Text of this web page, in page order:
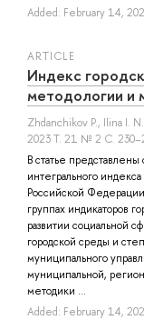
Added: February 14,
ARTICLE
Индекс
методологии и
Zhdanchikov P., Ilina I. N.
2023 Т. 21 № 2 С.
В статье
интегрального
Российской
группах индикаторов
развитии социальной
городской среды и
муниципального
муниципальной,
методики ...
Added: February 14,